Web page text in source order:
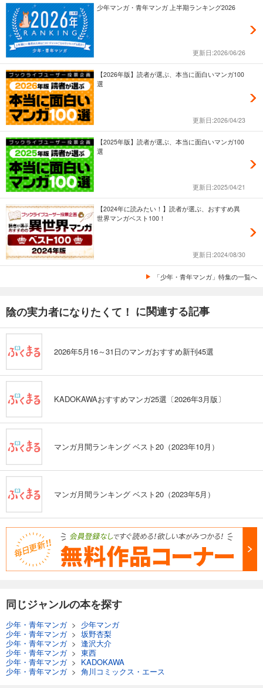
少年マンガ・青年マンガ 上半期ランキング2026
更新日:2026/06/26
【2026年版】読者が選ぶ、本当に面白いマンガ100
選
更新日:2026/04/23
【2025年版】読者が選ぶ、本当に面白いマンガ100
選
更新日:2025/04/21
【2024年に読みたい！】読者が選ぶ、おすすめ異
世界マンガベスト100！
更新日:2024/08/30
「少年・青年マンガ」特集の一覧へ
陰の実力者になりたくて！ に関連する記事
2026年5月16～31日のマンガおすすめ新刊45選
KADOKAWAおすすめマンガ25選〔2026年3月版〕
マンガ月間ランキング ベスト20（2023年10月）
マンガ月間ランキング ベスト20（2023年5月）
同じジャンルの本を探す
少年・青年マンガ> 少年マンガ
少年・青年マンガ> 坂野杏梨
少年・青年マンガ> 逢沢大介
少年・青年マンガ> 東西
少年・青年マンガ> KADOKAWA
少年・青年マンガ> 角川コミックス・エース